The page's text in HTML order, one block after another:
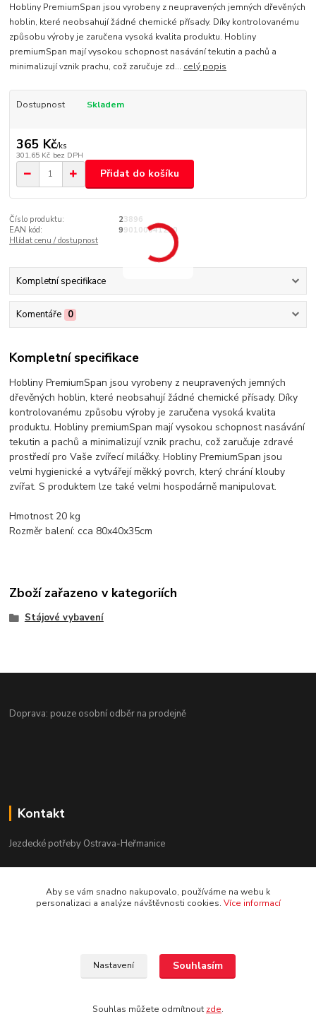
Hobliny PremiumSpan jsou vyrobeny z neupravených jemných dřevěných
hoblin, které neobsahují žádné chemické přísady. Díky kontrolovanému
způsobu výroby je zaručena vysoká kvalita produktu. Hobliny
premiumSpan mají vysokou schopnost nasávání tekutin a pachů a
minimalizují vznik prachu, což zaručuje zd... celý popis
Dostupnost Skladem
365 Kč/ks
301,65 Kč bez DPH
Přidat do košíku
Číslo produktu:
23896
EAN kód:
990100041280
Hlídat cenu / dostupnost
Kompletní specifikace
Komentáře 0
Kompletní specifikace
Hobliny PremiumSpan jsou vyrobeny z neupravených jemných
dřevěných hoblin, které neobsahují žádné chemické přísady. Díky
kontrolovanému způsobu výroby je zaručena vysoká kvalita
produktu. Hobliny premiumSpan mají vysokou schopnost nasávání
tekutin a pachů a minimalizují vznik prachu, což zaručuje zdravé
prostředí pro Vaše zvířecí miláčky. Hobliny PremiumSpan jsou
velmi hygienické a vytvářejí měkký povrch, který chrání klouby
zvířat. S produktem lze také velmi hospodárně manipulovat.
Hmotnost 20 kg
Rozměr balení: cca 80x40x35cm
Zboží zařazeno v kategoriích
Stájové vybavení
Doprava: pouze osobní odběr na prodejně
Kontakt
Jezdecké potřeby Ostrava-Heřmanice
Po-Pá 9:30 - 17:30
Aby se vám snadno nakupovalo, používáme na webu k
personalizaci a analýze návštěvnosti cookies. Více informací
Nastavení Souhlasím
Souhlas můžete odmítnout zde.